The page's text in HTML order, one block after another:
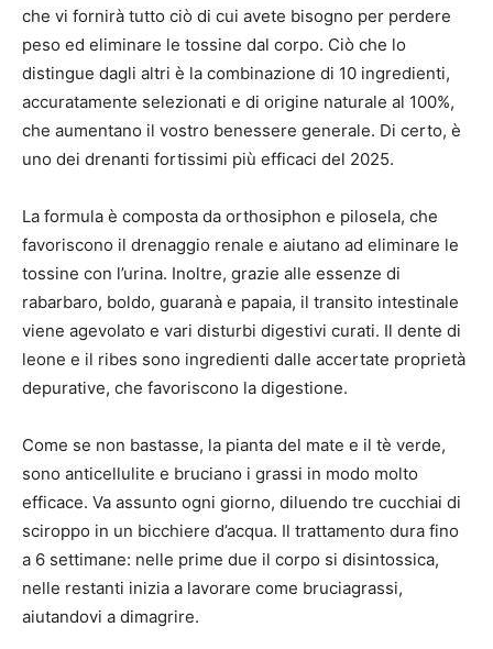
che vi fornirà tutto ciò di cui avete bisogno per perdere
peso ed eliminare le tossine dal corpo. Ciò che lo
distingue dagli altri è la combinazione di 10 ingredienti,
accuratamente selezionati e di origine naturale al 100%,
che aumentano il vostro benessere generale. Di certo, è
uno dei drenanti fortissimi più efficaci del 2025.
La formula è composta da orthosiphon e pilosela, che
favoriscono il drenaggio renale e aiutano ad eliminare le
tossine con l’urina. Inoltre, grazie alle essenze di
rabarbaro, boldo, guaranà e papaia, il transito intestinale
viene agevolato e vari disturbi digestivi curati. Il dente di
leone e il ribes sono ingredienti dalle accertate proprietà
depurative, che favoriscono la digestione.
Come se non bastasse, la pianta del mate e il tè verde,
sono anticellulite e bruciano i grassi in modo molto
efficace. Va assunto ogni giorno, diluendo tre cucchiai di
sciroppo in un bicchiere d’acqua. Il trattamento dura fino
a 6 settimane: nelle prime due il corpo si disintossica,
nelle restanti inizia a lavorare come bruciagrassi,
aiutandovi a dimagrire.